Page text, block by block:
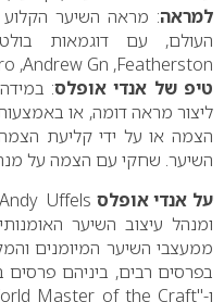
למראה: מראה השיער הקלוע
העולם, עם דוגמאות
Featherston
,
Andrew Gn
,
טיפ של אנדי אופלס:
ליצור מראה דומה, או
הצמה או על ידי קליעת
השיער. שחקי עם הצמה על
על אנדי אופלס
Andy– Uffels
ומנהל עיצוב השיער
ממעצבי השיער המיומנים
בפרסים רבים, ביניהם פרסים
ו-"Master of the Craft